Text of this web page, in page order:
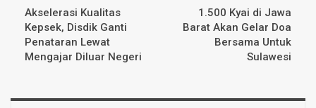
Akselerasi Kualitas
Kepsek, Disdik Ganti
Penataran Lewat
Mengajar Diluar Negeri
1.500 Kyai di Jawa
Barat Akan Gelar Doa
Bersama Untuk
Sulawesi